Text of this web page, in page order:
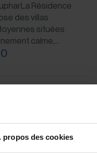
propos des cookies
Résidence
des villas
situées
calme,…